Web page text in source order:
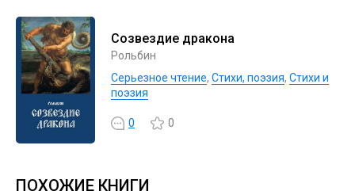
Созвездие дракона
Рольбин
Серьезное чтение, Cтихи, поэзия, Стихи и
поэзия
0 0
ПОХОЖИЕ КНИГИ